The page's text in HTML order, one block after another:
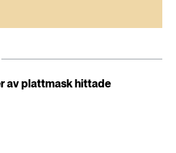
av plattmask hittade